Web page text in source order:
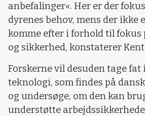
anbefalinger«. Her er der
dyrenes behov, mens der ikke
komme efter i forhold til fokus
og sikkerhed, konstaterer
Forskerne vil desuden tage fat
teknologi, som findes på
og undersøge, om den kan
understøtte